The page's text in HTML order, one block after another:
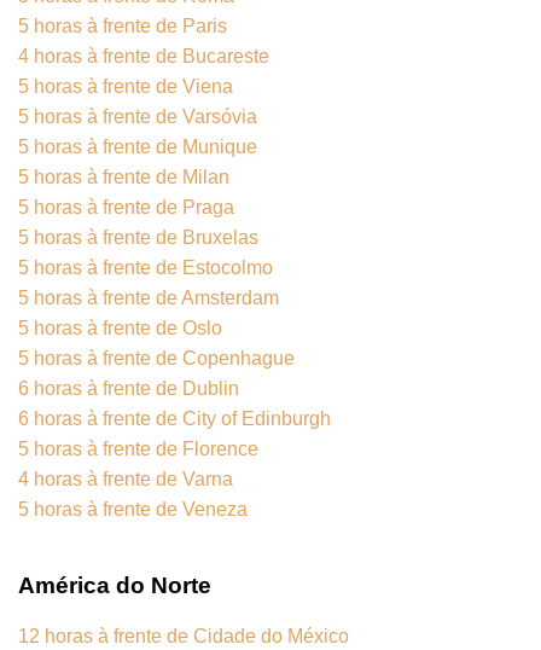
5 horas à frente de Paris
4 horas à frente de Bucareste
5 horas à frente de Viena
5 horas à frente de Varsóvia
5 horas à frente de Munique
5 horas à frente de Milan
5 horas à frente de Praga
5 horas à frente de Bruxelas
5 horas à frente de Estocolmo
5 horas à frente de Amsterdam
5 horas à frente de Oslo
5 horas à frente de Copenhague
6 horas à frente de Dublin
6 horas à frente de City of Edinburgh
5 horas à frente de Florence
4 horas à frente de Varna
5 horas à frente de Veneza
América do Norte
12 horas à frente de Cidade do México